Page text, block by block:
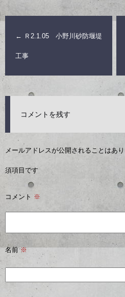
← Ｒ2.1.05 小野川砂防堰堤
工事
コメントを残す
メールアドレスが公開されることはあり
須項目です
コメント ※
名前※